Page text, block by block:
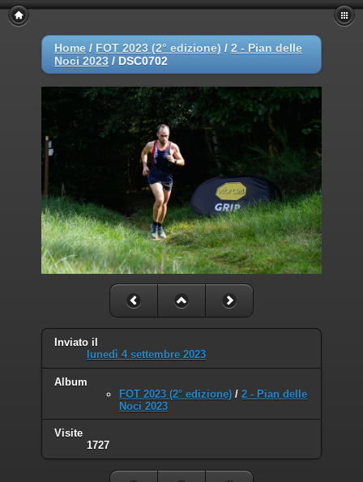
Home / FOT 2023 (2° edizione) / 2 - Pian delle
Noci 2023 / DSC0702
Inviato il
lunedì 4 settembre 2023
Album
FOT 2023 (2° edizione) / 2 - Pian delle
Noci 2023
Visite
1727